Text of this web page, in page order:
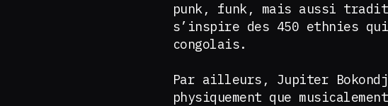
punk, funk, mais aussi
s’inspire des 450 ethnies
congolais.
Par ailleurs, Jupiter
physiquement que